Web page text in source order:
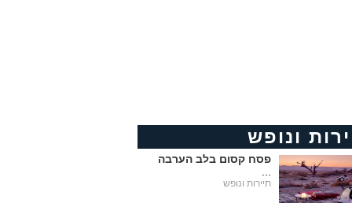
ונופש
פסח קסום בלב הערבה
תיירות ונופש